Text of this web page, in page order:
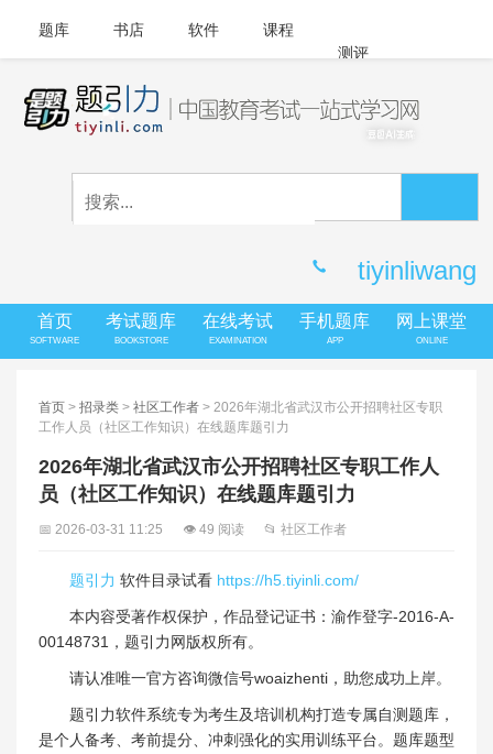
题库 书店 软件
课程
测评
APP下载
tiyinliwang
首页
SOFTWARE
考试题库
BOOKSTORE
在线考试
EXAMINATION
手机题库
APP
网上课堂
ONLINE
首页 > 招录类 > 社区工作者 > 2026年湖北省武汉市公开招聘社区专职
工作人员（社区工作知识）在线题库题引力
2026年湖北省武汉市公开招聘社区专职工作人
员（社区工作知识）在线题库题引力
📅 2026-03-31 11:25 👁 49 阅读 📂 社区工作者
题引力 软件目录试看 https://h5.tiyinli.com/
本内容受著作权保护，作品登记证书：渝作登字-2016-A-
00148731，题引力网版权所有。
请认准唯一官方咨询微信号woaizhenti，助您成功上岸。
题引力软件系统专为考生及培训机构打造专属自测题库，
是个人备考、考前提分、冲刺强化的实用训练平台。题库题型